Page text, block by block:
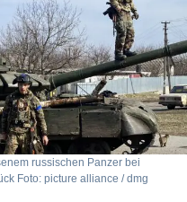
russischen Panzer bei
Foto: picture alliance / dmg